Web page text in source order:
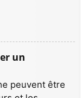
un
peuvent être